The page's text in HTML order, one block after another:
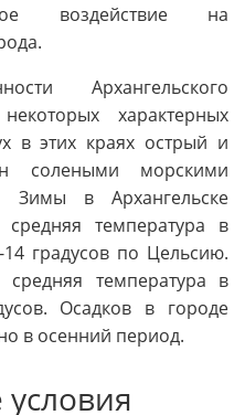
воздействие на
Архангельского
характерных
в этих краях острый и
солеными морскими
Зимы в Архангельске
температура в
градусов по Цельсию.
температура в
Осадков в городе
в осенний период.